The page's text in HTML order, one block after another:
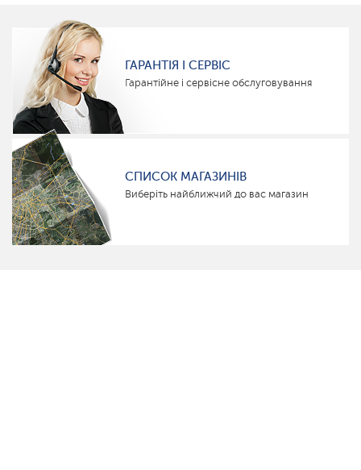
ГАРАНТІЯ І СЕРВІС
Гарантійне і сервісне обслуговування
СПИСОК МАГАЗИНІВ
Виберіть найближчий до вас магазин